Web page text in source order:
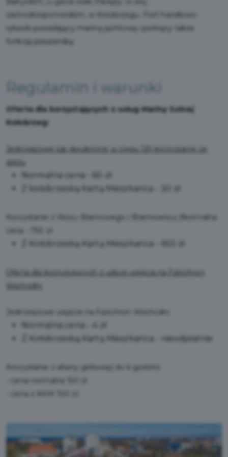
zachodniopomorskim, w Kołobrzegu. Port handlowo-
rybacki posiadający marinę jachtową i pełniący także
funkcję pasażerską.
Regulamin i warunki
Oferta dla korzystających z usług Mariny Solnej
Kołobrzeg:
Jednorazowe lub dwukrotne w ciągu 12h korzystanie ze
splitu
Normalna cena - 60 zł
Z kołobrzeską Kartą Mieszkańca - 30 zł
Korzystanie z Wozu Bramowego ( Bramownicy )Normalna
cena - 750 zł
Z Kołobrzeską Kartą Mieszkańca - 650 zł
Oferta dla korzystających z usługi wejścia na Falochron
Wschodni
Jednorazowe wejście na Falochron Wschodni
Normalna cena - 4 zł
Z Kołobrzeską Kartą Mieszkańca - nieodpłatnie
Korzystanie z altany grillowej( do 6 godzin)
- cena normalna 150 zł
- cena z KKM 100 zł